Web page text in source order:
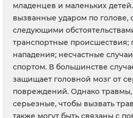
младенцев и маленьких
вызванные ударом по голове,
следующими
транспортные происшествия;
нападения; несчастные
спортом. В большинстве
защищает головной мозг от
повреждений. Однако травмы,
серьезные, чтобы вызвать
также могут быть связаны с